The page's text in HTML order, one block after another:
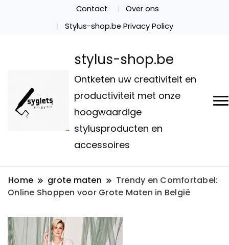
Contact
Over ons
Stylus-shop.be Privacy Policy
stylus-shop.be
Ontketen uw creativiteit en
productiviteit met onze
hoogwaardige
stylusproducten en
accessoires
Home grote maten
Trendy en Comfortabel:
Online Shoppen voor Grote Maten in België